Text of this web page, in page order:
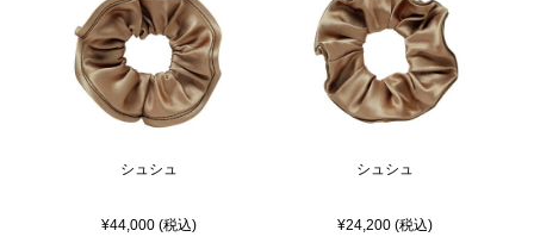
シュシュ
¥44,000 (税込)
シュシュ
¥24,200 (税込)